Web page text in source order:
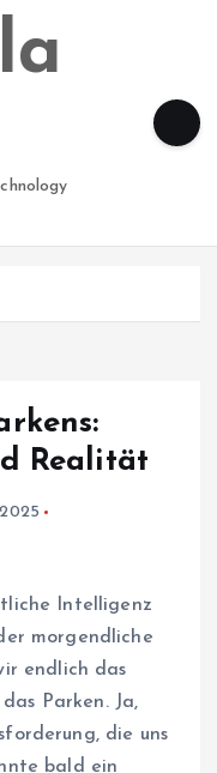
Realität
Intelligenz
morgendliche
endlich das
Parken. Ja,
die uns
bald ein